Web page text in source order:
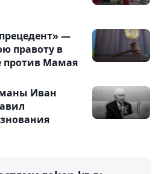
—
правоту в
против Мамая
Иван